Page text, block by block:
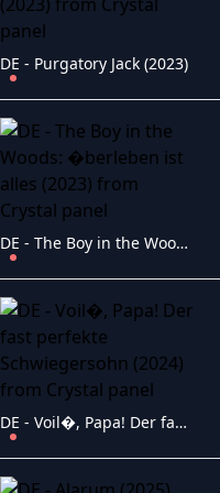
DE - Purgatory Jack (2023)
DE - The Boy in the Woods: �berleben ist alles (2023)
DE - Voil�, Papa! Der fast perfekte Schwiegersohn (2024)